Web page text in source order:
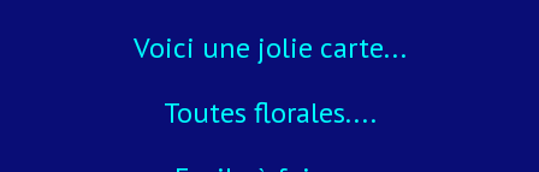
Voici une jolie carte...
Toutes florales....